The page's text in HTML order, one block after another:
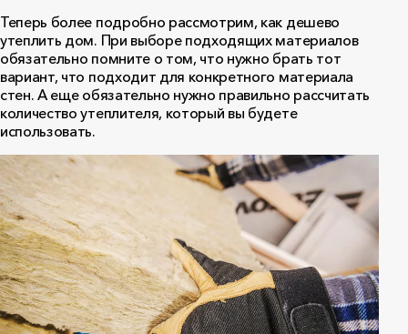
Теперь более подробно рассмотрим, как дешево
утеплить дом. При выборе подходящих материалов
обязательно помните о том, что нужно брать тот
вариант, что подходит для конкретного материала
стен. А еще обязательно нужно правильно рассчитать
количество утеплителя, который вы будете
использовать.